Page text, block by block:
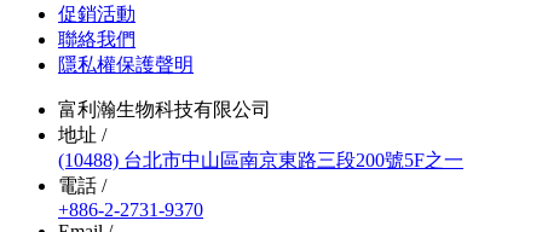
促銷活動
聯絡我們
隱私權保護聲明
富利瀚生物科技有限公司
地址 /
(10488) 台北市中山區南京東路三段200號5F之一
電話 /
+886-2-2731-9370